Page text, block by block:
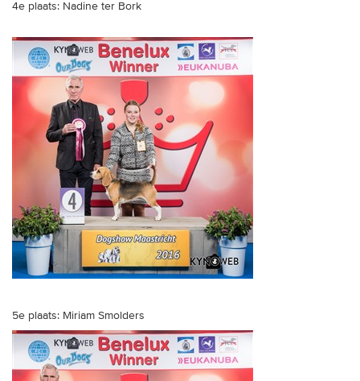
4e plaats: Nadine ter Bork
5e plaats: Miriam Smolders